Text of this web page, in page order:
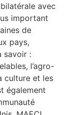
avec
important
de
pays,
savoir :
l’agro-
culture et les
également